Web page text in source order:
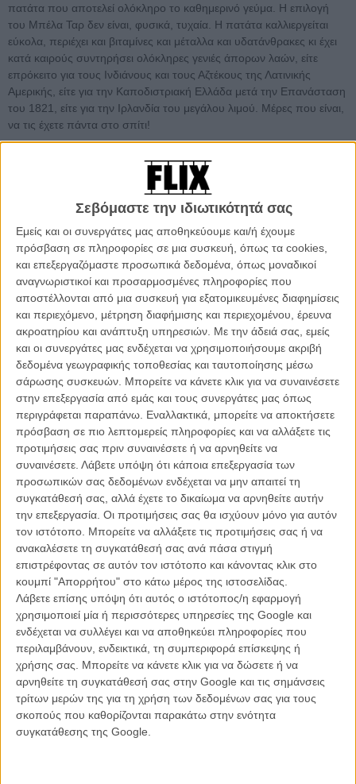
Σεβόμαστε την ιδιωτικότητά σας
Εμείς και οι συνεργάτες μας αποθηκεύουμε και/ή έχουμε
πρόσβαση σε πληροφορίες σε μια συσκευή, όπως τα cookies,
και επεξεργαζόμαστε προσωπικά δεδομένα, όπως μοναδικοί
αναγνωριστικοί και προσαρμοσμένες πληροφορίες που
αποστέλλονται από μια συσκευή για εξατομικευμένες διαφημίσεις
και περιεχόμενο, μέτρηση διαφήμισης και περιεχομένου, έρευνα
ακροατηρίου και ανάπτυξη υπηρεσιών. Με την άδειά σας, εμείς
και οι συνεργάτες μας ενδέχεται να χρησιμοποιήσουμε ακριβή
δεδομένα γεωγραφικής τοποθεσίας και ταυτοποίησης μέσω
σάρωσης συσκευών. Μπορείτε να κάνετε κλικ για να συναινέσετε
στην επεξεργασία από εμάς και τους συνεργάτες μας όπως
περιγράφεται παραπάνω. Εναλλακτικά, μπορείτε να αποκτήσετε
πρόσβαση σε πιο λεπτομερείς πληροφορίες και να αλλάξετε τις
προτιμήσεις σας πριν συναινέσετε ή να αρνηθείτε να
συναινέσετε. Λάβετε υπόψη ότι κάποια επεξεργασία των
προσωπικών σας δεδομένων ενδέχεται να μην απαιτεί τη
συγκατάθεσή σας, αλλά έχετε το δικαίωμα να αρνηθείτε αυτήν
την επεξεργασία. Οι προτιμήσεις σας θα ισχύουν μόνο για αυτόν
τον ιστότοπο. Μπορείτε να αλλάξετε τις προτιμήσεις σας ή να
ανακαλέσετε τη συγκατάθεσή σας ανά πάσα στιγμή
επιστρέφοντας σε αυτόν τον ιστότοπο και κάνοντας κλικ στο
κουμπί "Απορρήτου" στο κάτω μέρος της ιστοσελίδας.
Λάβετε επίσης υπόψη ότι αυτός ο ιστότοπος/η εφαρμογή
χρησιμοποιεί μία ή περισσότερες υπηρεσίες της Google και
ενδέχεται να συλλέγει και να αποθηκεύει πληροφορίες που
περιλαμβάνουν, ενδεικτικά, τη συμπεριφορά επίσκεψης ή
χρήσης σας. Μπορείτε να κάνετε κλικ για να δώσετε ή να
αρνηθείτε τη συγκατάθεσή σας στην Google και τις σημάνσεις
τρίτων μερών της για τη χρήση των δεδομένων σας για τους
σκοπούς που καθορίζονται παρακάτω στην ενότητα
συγκατάθεσης της Google.
πατάτα που αποτελεί ολόκληρο το καθημερινό γεύμα. Η επιλογή
του Μπέλα Ταρ δεν είναι, φυσικά, τυχαία. Η πατάτα καλλιεργείται
εύκολα, περιέχει και βιταμίνες και μέταλλα και υδατάνθρακες κι έχει
κατά καιρούς συντηρήσει ολόκληρες γενιές άπορων λαών, είτε
επρόκειτο για τους Ινδιάνους και τους Αζτέκους της Λατινικής
Αμερικής, είτε για την Καποδιστριακή Ελλάδα μετά την Επανάσταση
του 1821, είτε για την Ιρλανδία του μεγάλου λιμού. Μέρες που είναι,
να τις έχετε πάντα στο σπίτι!
Crazy, Stupid, Love.»: Τι ετοιμάζει ο Ράιαν Γκόσλινγκ για να
το πιει στο ποτήρι;
Είναι ακαταμάχητος γόης (στην ταινία τουλάχιστον), έχει φέρει την
Εμα Στόουν σπίτι, ετοιμάζεται να την αποπλανήσει και της φτιάχνει
ένα κοκτέιλ. Ποιο είναι; Λέγεται «The Old Fashioned» κι έχει πάρει
αυτό το όνομα γιατί είναι το πρώτο καταχωρημένο κοκτέιλ στην
ιστορία του αλκοόλ. Πρωτοαναμείχθηκε τη δεκαετία του 1880, σ’ ένα
ανδρικό κλαμπ στο Κεντάκι, το Pendennis Club. Ενας θαμώνας, ο
Συνταγματάρχης Τζέιμς Ι. Πέπερ, μετέφερε τη συνταγή στο
Ξενοδοχείο Waldorf-Astoria στη Νέα Υόρκη κι από τότε έγινε το
αγαπημένο ποτό του Ρούζβελτ, του Τρούμαν και εκατομμυρίων
ακόμα. Να πώς γίνεται: σε χαμηλό ποτήρι βάζετε ένα κύβο ζάχαρης
και την υγραίνεται με δύο σταγόνες Angostura Bitters και λίγη σόδα.
Ανακατεύετε ώσπου να διαλυθεί η ζάχαρη. Γεμίζετε το ποτήρι με
πάγο και προσθέτετε 40ml Μπέρμπον ή κάποιο άλλο γουίσκι.
Τελειώνετε με μια φλούδα πορτοκαλιού. Και προχωράτε στα
επόμενα.